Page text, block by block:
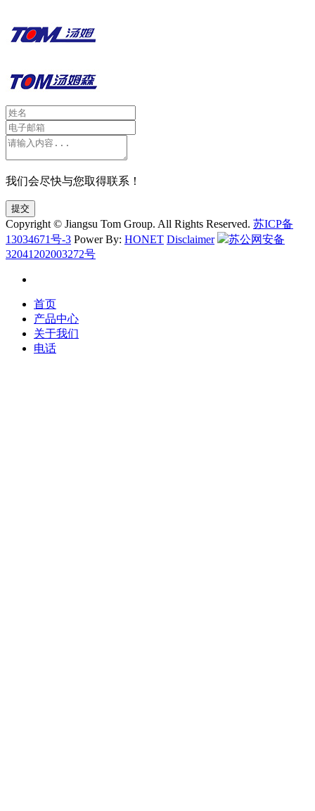
我们会尽快与您取得联系！
提交
Copyright © Jiangsu Tom Group. All Rights Reserved. 苏ICP备
13034671号-3 Power By: HONET Disclaimer
苏公网安备
32041202003272号
首页
产品中心
关于我们
电话